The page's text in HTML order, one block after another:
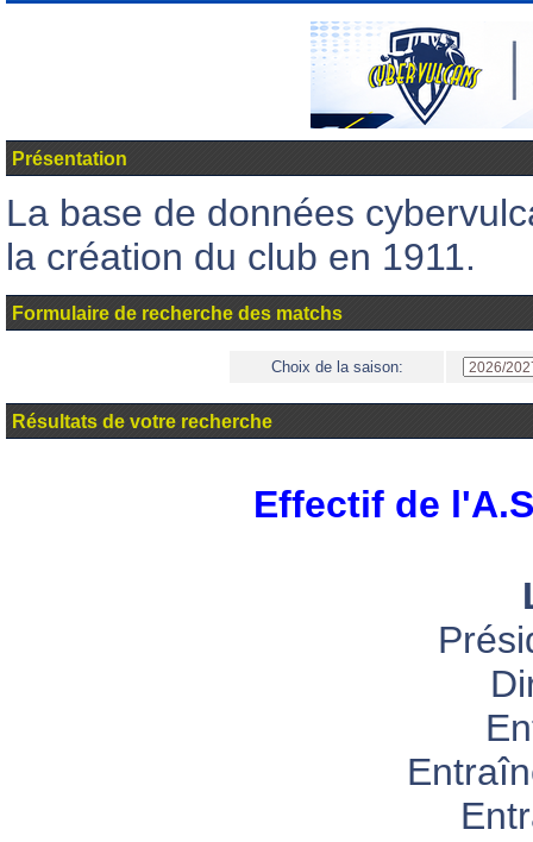
Présentation
La base de données
la création du club en 1911.
Formulaire de recherche des matchs
Choix de la saison:
Résultats de votre recherche
Effectif de